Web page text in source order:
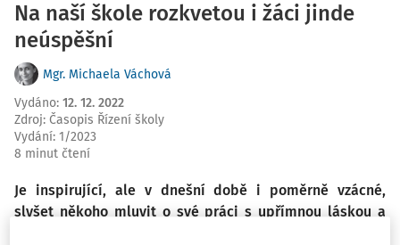
Na naší škole rozkvetou i žáci jinde
neúspěšní
Mgr. Michaela Váchová
Vydáno: 12. 12. 2022
Zdroj: Časopis Řízení školy
Vydání: 1/2023
8 minut čtení
Je inspirující, ale v dnešní době i poměrně vzácné,
slyšet někoho mluvit o své práci s upřímnou láskou a